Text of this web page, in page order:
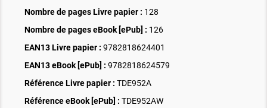
Nombre de pages Livre papier : 128
Nombre de pages eBook [ePub] : 126
EAN13 Livre papier : 9782818624401
EAN13 eBook [ePub] : 9782818624579
Référence Livre papier : TDE952A
Référence eBook [ePub] : TDE952AW